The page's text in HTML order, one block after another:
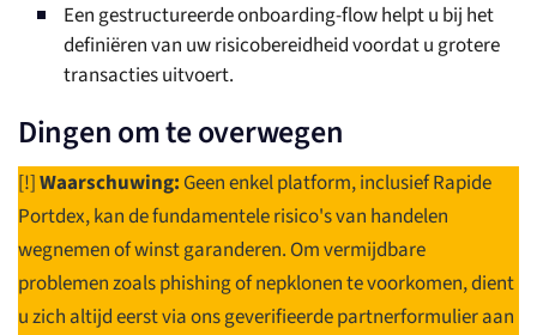
Een gestructureerde onboarding-flow helpt u bij het
definiëren van uw risicobereidheid voordat u grotere
transacties uitvoert.
Dingen om te overwegen
[!]Waarschuwing: Geen enkel platform, inclusief Rapide
Portdex, kan de fundamentele risico's van handelen
wegnemen of winst garanderen. Om vermijdbare
problemen zoals phishing of nepklonen te voorkomen, dient
u zich altijd eerst via ons geverifieerde partnerformulier aan